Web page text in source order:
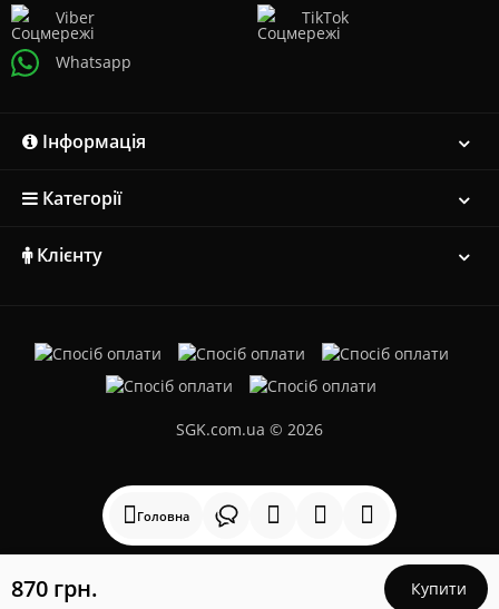
Головна
870 грн. Купити
Viber
Whatsapp
TikTok
Інформація
Категорії
Клієнту
SGK.com.ua © 2026